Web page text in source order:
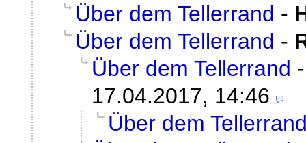
Über dem Tellerrand -
Über dem Tellerrand -
Über dem Tellerrand
17.04.2017, 14:46
Über dem